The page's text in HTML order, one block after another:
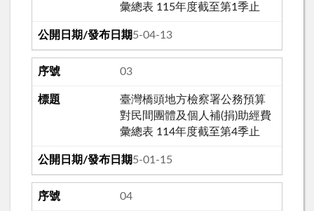
彙總表 115年度截至第1季止
115-04-13
03
臺灣橋頭地方檢察署公務預算
對民間團體及個人補(捐)助經費
彙總表 114年度截至第4季止
115-01-15
04